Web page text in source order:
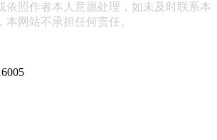
依照作者本人意愿处理，如未及时联系本
本网站不承担任何责任。